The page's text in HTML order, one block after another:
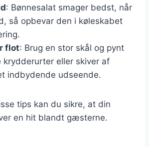
: Bønnesalat smager bedst, når
så opbevar den i køleskabet
flot: Brug en stor skål og pynt
krydderurter eller skiver af
indbydende udseende.
tips kan du sikre, at din
en hit blandt gæsterne.